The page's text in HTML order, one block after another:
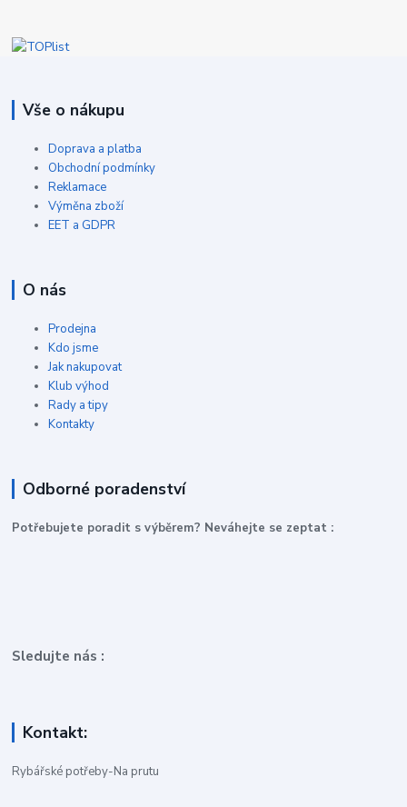
Vše o nákupu
Doprava a platba
Obchodní podmínky
Reklamace
Výměna zboží
EET a GDPR
O nás
Prodejna
Kdo jsme
Jak nakupovat
Klub výhod
Rady a tipy
Kontakty
Odborné poradenství
Potřebujete poradit s výběrem? Neváhejte se zeptat :
Sledujte nás :
Kontakt:
Rybářské potřeby-Na prutu